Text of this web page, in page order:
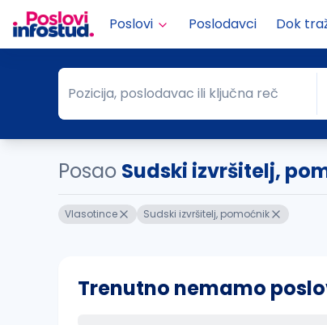
Poslovi Poslodavci Dok
Pozicija, poslodavac ili ključna reč
Pozicija, poslodavac ili ključna reč
Posao Sudski izvršitelj,
Vlasotince Sudski izvršitelj, pomoćnik
Trenutno nemamo